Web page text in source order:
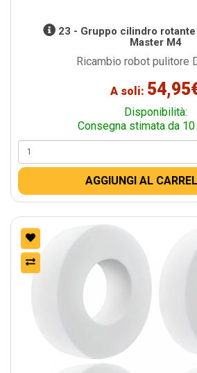
23 - Gruppo cilindro
Master M4
Ricambio robot pulitore
A soli:
Disponibilità:
Consegna stimata da
AGGIUNGI AL